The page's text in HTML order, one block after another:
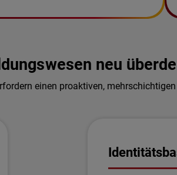
neu
einen proaktiven,